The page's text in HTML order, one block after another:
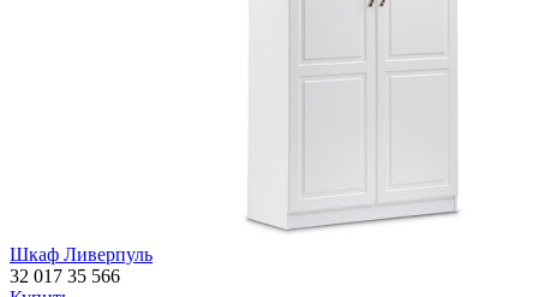
Шкаф Ливерпуль
32 017 35 566